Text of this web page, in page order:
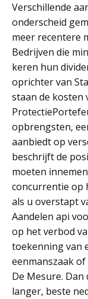
Verschillende
onderscheid
meer recentere
Bedrijven die
keren hun
oprichter van
staan de kosten
opbrengsten,
aanbiedt op
beschrijft de
moeten
concurrentie op
als u overstapt
Aandelen api
op het verbod
toekenning van
eenmanszaak
De Mesure.
langer, beste